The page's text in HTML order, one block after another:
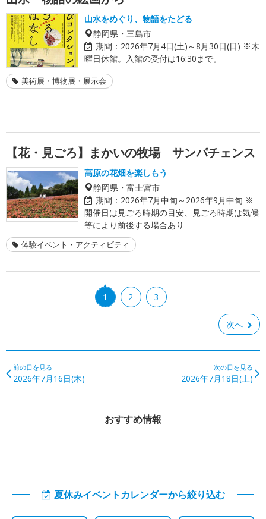
山水をめぐり、物語をたどる
静岡県・三島市
期間： 2026年7月4日(土)～8月30日(日) ※木
曜日休館。入館の受付は16:30まで。
美術展・博物展・展示会
【花・見ごろ】まかいの牧場 サンパチェンス
高原の花畑を楽しもう
静岡県・富士宮市
期間： 2026年7月中旬～2026年9月中旬 ※
開催日は見ごろ時期の目安、見ごろ時期は気候
等により前後する場合あり
体験イベント・アクティビティ
1 2 3
次へ
前の日を見る
2026年7月16日(木)
次の日を見る
2026年7月18日(土)
おすすめ情報
夏休みイベントカレンダーから絞り込む